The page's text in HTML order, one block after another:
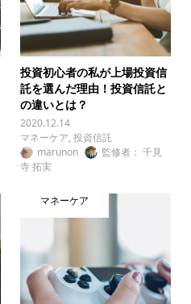
投資初心者の私が上場投資信
託を選んだ理由！投資信託と
の違いとは？
2020.12.14
マネーケア,投資信託
marunon
監修者： 千見
寺 拓実
マネーケア